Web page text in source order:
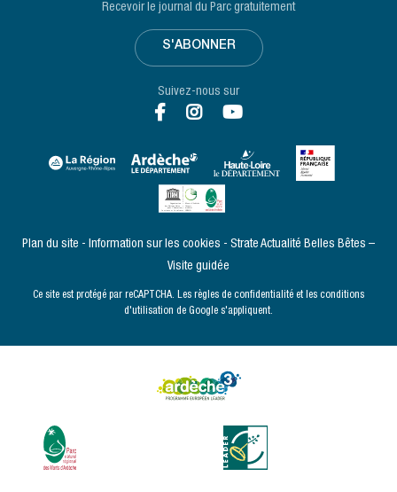
Recevoir le journal du Parc gratuitement
S'ABONNER
Suivez-nous sur
Plan du site Information sur les cookies Strate Actualité Belles Bêtes –
Visite guidée
Ce site est protégé par reCAPTCHA. Les règles de confidentialité et les conditions
d'utilisation de Google s'appliquent.